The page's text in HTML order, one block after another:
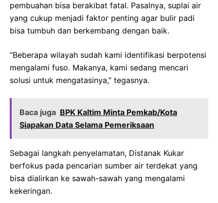
pembuahan bisa berakibat fatal. Pasalnya, suplai air
yang cukup menjadi faktor penting agar bulir padi
bisa tumbuh dan berkembang dengan baik.
“Beberapa wilayah sudah kami identifikasi berpotensi
mengalami fuso. Makanya, kami sedang mencari
solusi untuk mengatasinya,” tegasnya.
Baca juga BPK Kaltim Minta Pemkab/Kota
Siapakan Data Selama Pemeriksaan
Sebagai langkah penyelamatan, Distanak Kukar
berfokus pada pencarian sumber air terdekat yang
bisa dialirkan ke sawah-sawah yang mengalami
kekeringan.